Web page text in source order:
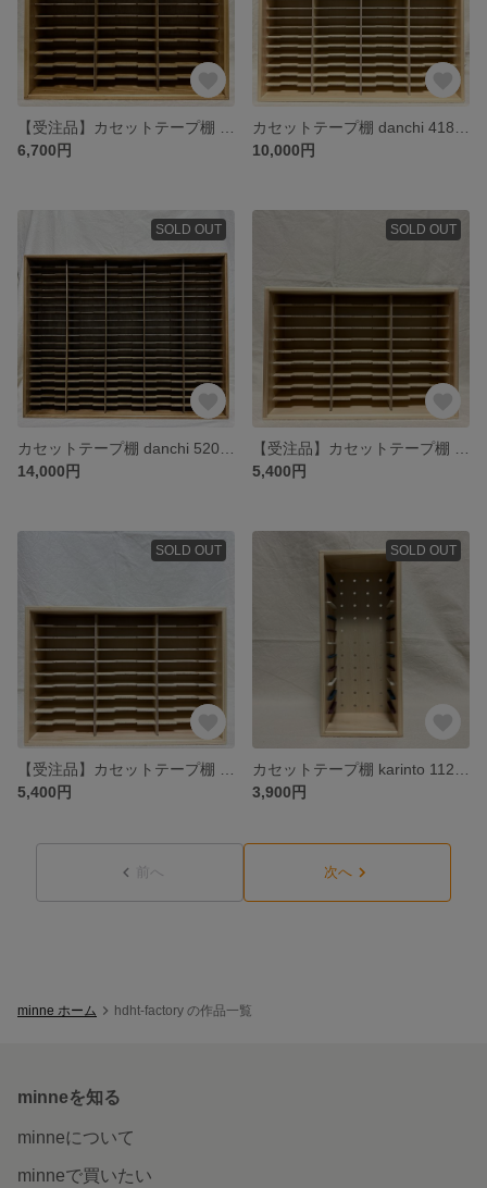
6,700円
10,000円
SOLD OUT
14,000円
SOLD OUT
5,400円
SOLD OUT
5,400円
SOLD OUT
3,900円
前へ 次へ
minne ホーム hdht-factory の作品一覧
minneを知る
minneについて
minneで買いたい